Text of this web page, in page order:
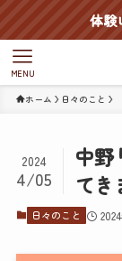
体験
MENU
ホーム 日々のこと
中野
て
2024
4/05
日々のこと